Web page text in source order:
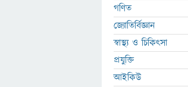
গণিত
জ্যোতির্বিজ্ঞান
স্বাস্থ্য ও চিকিৎসা
প্রযুক্তি
আইকিউ